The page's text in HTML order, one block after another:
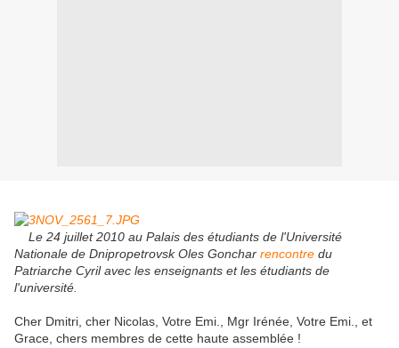
Le 24 juillet 2010 au Palais des étudiants de l'Université
Nationale de Dnipropetrovsk Oles Gonchar rencontre du
Patriarche Cyril avec les enseignants et les étudiants de
l'université.
Cher Dmitri, cher Nicolas, Votre Emi., Mgr Irénée, Votre Emi., et
Grace, chers membres de cette haute assemblée !